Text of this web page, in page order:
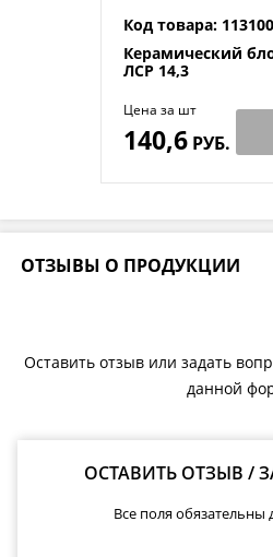
Код товара:
Керамический
ЛСР 14,3
Цена за шт
140,6РУБ.
ОТЗЫВЫ О ПРОДУКЦИИ
Оставить отзыв или задать
данной
ОСТАВИТЬ ОТЗЫВ /
Все поля обязательны